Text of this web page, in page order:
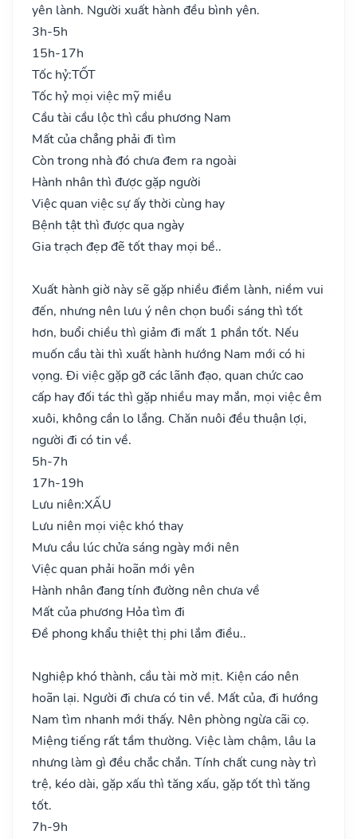
yên lành. Người xuất hành đều bình yên.
3h-5h
15h-17h
Tốc hỷ:TỐT
Tốc hỷ mọi việc mỹ miều
Cầu tài cầu lộc thì cầu phương Nam
Mất của chẳng phải đi tìm
Còn trong nhà đó chưa đem ra ngoài
Hành nhân thì được gặp người
Việc quan việc sự ấy thời cùng hay
Bệnh tật thì được qua ngày
Gia trạch đẹp đẽ tốt thay mọi bề..
Xuất hành giờ này sẽ gặp nhiều điềm lành, niềm vui
đến, nhưng nên lưu ý nên chọn buổi sáng thì tốt
hơn, buổi chiều thì giảm đi mất 1 phần tốt. Nếu
muốn cầu tài thì xuất hành hướng Nam mới có hi
vọng. Đi việc gặp gỡ các lãnh đạo, quan chức cao
cấp hay đối tác thì gặp nhiều may mắn, mọi việc êm
xuôi, không cần lo lắng. Chăn nuôi đều thuận lợi,
người đi có tin về.
5h-7h
17h-19h
Lưu niên:XẤU
Lưu niên mọi việc khó thay
Mưu cầu lúc chửa sáng ngày mới nên
Việc quan phải hoãn mới yên
Hành nhân đang tính đường nên chưa về
Mất của phương Hỏa tìm đi
Đề phong khẩu thiệt thị phi lắm điều..
Nghiệp khó thành, cầu tài mờ mịt. Kiện cáo nên
hoãn lại. Người đi chưa có tin về. Mất của, đi hướng
Nam tìm nhanh mới thấy. Nên phòng ngừa cãi cọ.
Miệng tiếng rất tầm thường. Việc làm chậm, lâu la
nhưng làm gì đều chắc chắn. Tính chất cung này trì
trệ, kéo dài, gặp xấu thì tăng xấu, gặp tốt thì tăng
tốt.
7h-9h